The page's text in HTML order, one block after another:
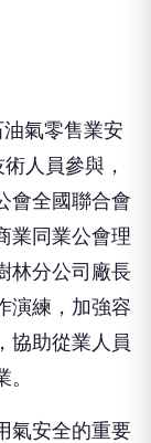
氣零售業安
人員參與，
會全國聯合會
業同業公會理
林分公司廠長
演練，加強容
協助從業人員
氣安全的重要